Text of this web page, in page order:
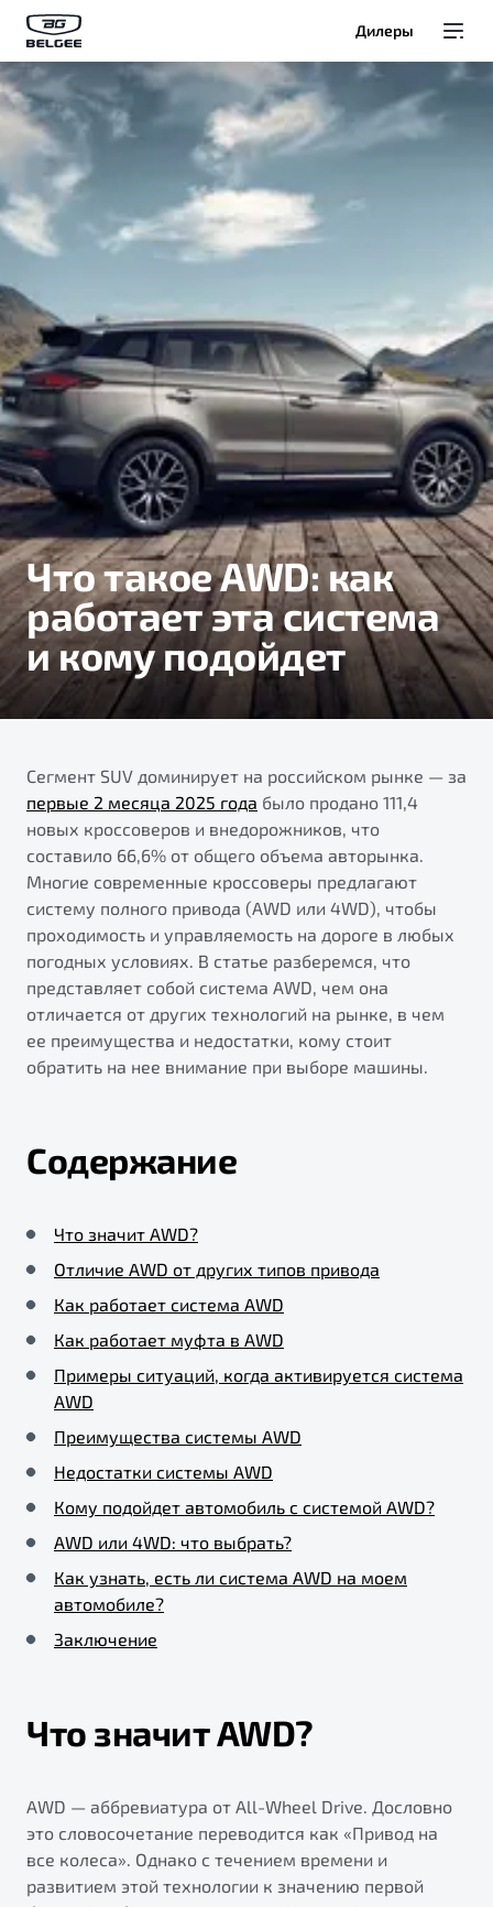
Модели
Покупателям
Владельцам
Служба клиентской поддержки
8 800 511 95 25
Автомобили в наличии
Тест-драйв
Дилеры
Что такое AWD: как
работает эта система
и кому подойдет
Сегмент SUV доминирует на российском рынке — за
первые 2 месяца 2025 года было продано 111,4
новых кроссоверов и внедорожников, что
составило 66,6% от общего объема авторынка.
Многие современные кроссоверы предлагают
систему полного привода (AWD или 4WD), чтобы
проходимость и управляемость на дороге в любых
погодных условиях. В статье разберемся, что
представляет собой система AWD, чем она
отличается от других технологий на рынке, в чем
ее преимущества и недостатки, кому стоит
обратить на нее внимание при выборе машины.
Содержание
Что значит AWD?
Отличие AWD от других типов привода
Как работает система AWD
Как работает муфта в AWD
Примеры ситуаций, когда активируется система
AWD
Преимущества системы AWD
Недостатки системы AWD
Кому подойдет автомобиль с системой AWD?
AWD или 4WD: что выбрать?
Как узнать, есть ли система AWD на моем
автомобиле?
Заключение
Что значит AWD?
AWD — аббревиатура от All-Wheel Drive. Дословно
это словосочетание переводится как «Привод на
все колеса». Однако с течением времени и
развитием этой технологии к значению первой